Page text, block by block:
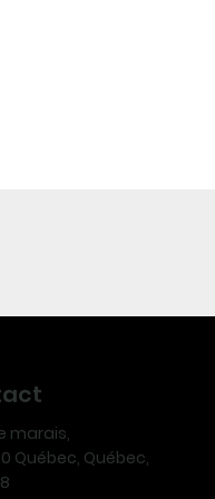
marais,
Québec, Québec,